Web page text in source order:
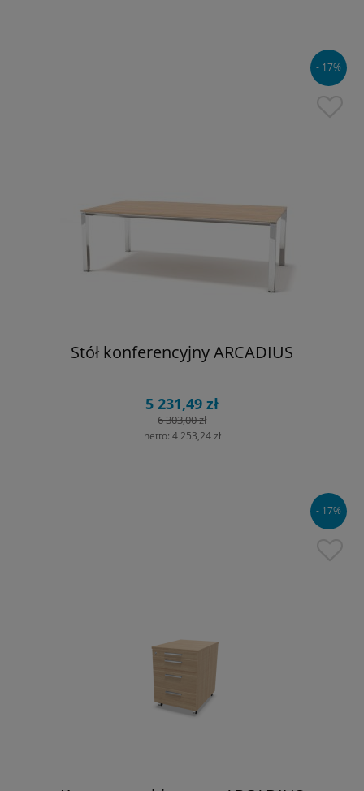
Stół konferencyjny ARCADIUS
5 231,49 zł
6 303,00 zł
netto: 4 253,24 zł
- 17%
- 17%